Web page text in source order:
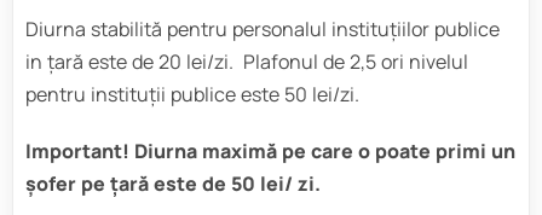
Diurna stabilită pentru personalul instituțiilor publice
in țară este de 20 lei/zi. Plafonul de 2,5 ori nivelul
pentru instituții publice este 50 lei/zi.
Important! Diurna maximă pe care o poate primi un
șofer pe țară este de 50 lei/ zi.